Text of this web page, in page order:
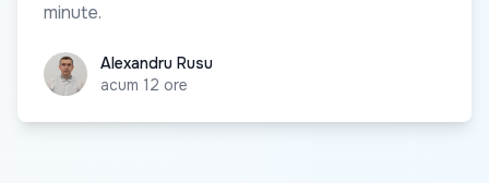
minute.
Alexandru Rusu
Alexandru Rusu
acum 12 ore